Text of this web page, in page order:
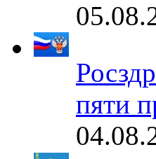
пяти